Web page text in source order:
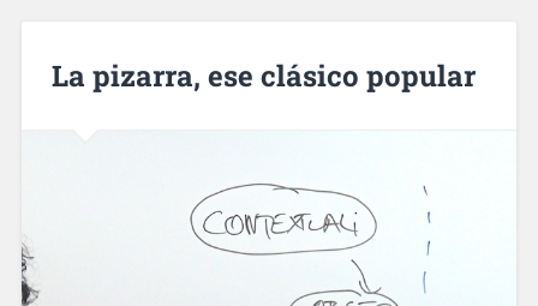
La pizarra, ese clásico popular